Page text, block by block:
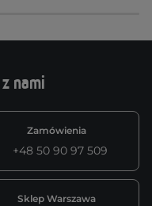
nami
Zamówienia
+48 50 90 97 509
Sklep Warszawa